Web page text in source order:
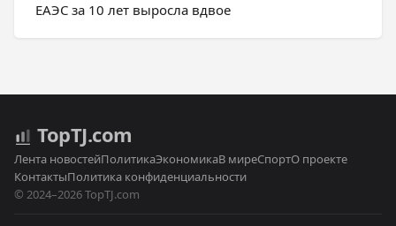
ЕАЭС за 10 лет выросла вдвое
TopTJ.com
Лента новостейПолитикаЭкономикаВ миреСпортО проекте
КонтактыПолитика конфиденциальности
© 2024–2026 TopTJ.com